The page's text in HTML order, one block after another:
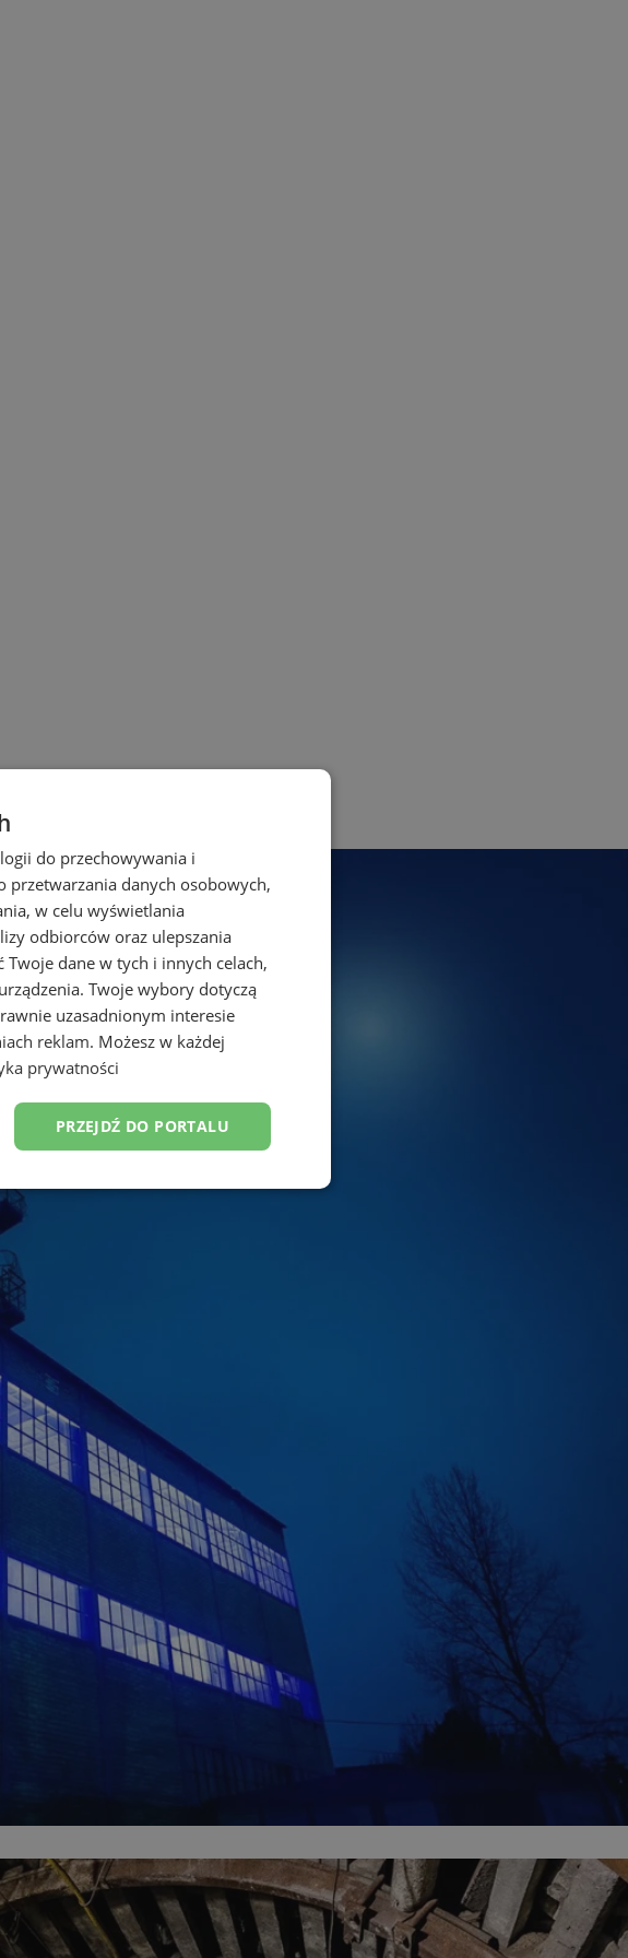
do przechowywania i
danych osobowych,
w celu wyświetlania
odbiorców oraz ulepszania
dane w tych i innych celach,
Twoje wybory dotyczą
uzasadnionym interesie
reklam. Możesz w każdej
prywatności
PRZEJDŹ DO PORTALU
Niesklasyfikowane
takich jak logowanie użytkownika i
ze strony internetowej.
przechowuje identyfikator sesji.
przechowuje identyfikator sesji.
przechowuje identyfikator sesji.
służy do rozróżniania ludzi i botów. Jest
dla strony internetowej, ponieważ
ważnych raportów na temat
z jej witryny internetowej.
służy do rozróżniania ludzi i botów. Jest
dla strony internetowej, ponieważ
ważnych raportów na temat
oraz jego preferencjach dotyczących
polityki prywatności i ustawień
ich przestrzeganie w kolejnych
temu użytkownik nie musi ponownie
swoich preferencji, co zwiększa wygodę i
ochrony danych.